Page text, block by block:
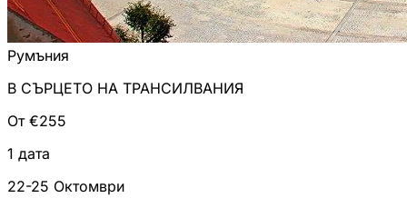
Румъния
В СЪРЦЕТО НА ТРАНСИЛВАНИЯ
От €255
1 дата
22-25 Октомври